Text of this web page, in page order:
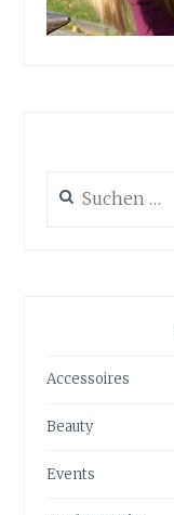
nach:
Accessoires
Beauty
Events